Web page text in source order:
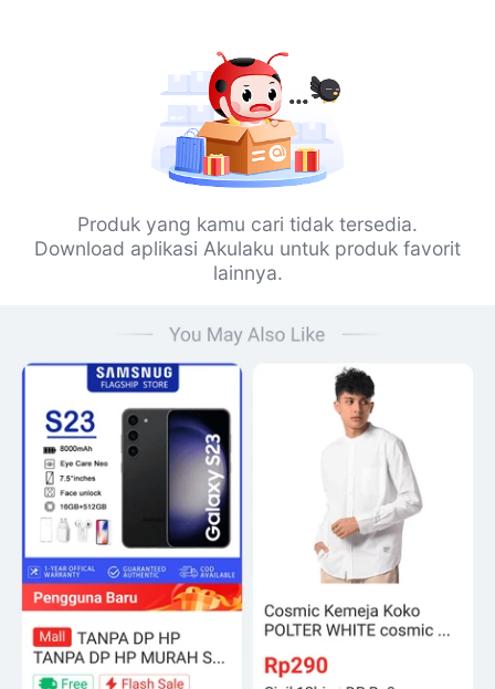
Produk yang kamu cari tidak tersedia.
Download aplikasi Akulaku untuk produk favorit
lainnya.